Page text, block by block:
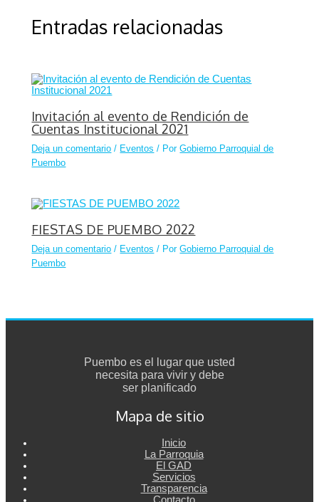
Entradas relacionadas
Invitación al evento de Rendición de
Cuentas Institucional 2021
Deja un comentario / Eventos / PorGobierno Parroquial de
Puembo
FIESTAS DE PUEMBO 2022
Deja un comentario / Eventos / PorGobierno Parroquial de
Puembo
Puembo es el lugar que usted
necesita para vivir y debe
ser planificado
Mapa de sitio
Inicio
La Parroquia
El GAD
Servicios
Transparencia
Contacto